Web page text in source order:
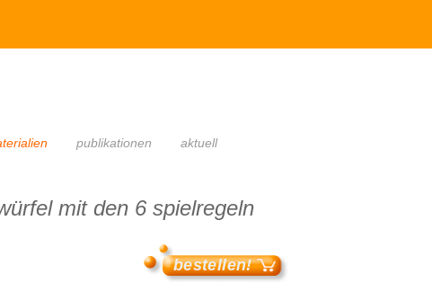
publikationen aktuell
mit den 6 spielregeln
bestellen!